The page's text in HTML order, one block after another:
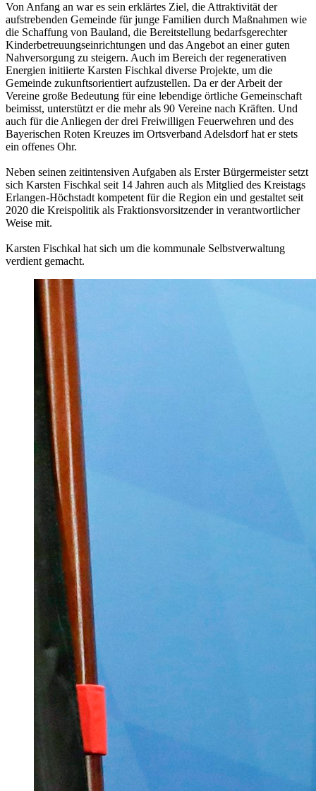
Von Anfang an war es sein erklärtes Ziel, die Attraktivität der
aufstrebenden Gemeinde für junge Familien durch Maßnahmen wie
die Schaffung von Bauland, die Bereitstellung bedarfsgerechter
Kinderbetreuungseinrichtungen und das Angebot an einer guten
Nahversorgung zu steigern. Auch im Bereich der regenerativen
Energien initiierte Karsten Fischkal diverse Projekte, um die
Gemeinde zukunftsorientiert aufzustellen. Da er der Arbeit der
Vereine große Bedeutung für eine lebendige örtliche Gemeinschaft
beimisst, unterstützt er die mehr als 90 Vereine nach Kräften. Und
auch für die Anliegen der drei Freiwilligen Feuerwehren und des
Bayerischen Roten Kreuzes im Ortsverband Adelsdorf hat er stets
ein offenes Ohr.
Neben seinen zeitintensiven Aufgaben als Erster Bürgermeister setzt
sich Karsten Fischkal seit 14 Jahren auch als Mitglied des Kreistags
Erlangen-Höchstadt kompetent für die Region ein und gestaltet seit
2020 die Kreispolitik als Fraktionsvorsitzender in verantwortlicher
Weise mit.
Karsten Fischkal hat sich um die kommunale Selbstverwaltung
verdient gemacht.